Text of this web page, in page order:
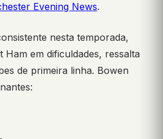
Evening News.
nesta temporada,
Ham em dificuldades, ressalta
de primeira linha. Bowen